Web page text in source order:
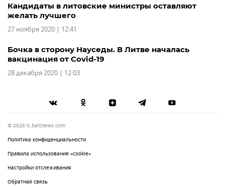
Кандидаты в литовские министры оставляют
желать лучшего
27 ноября 2020 | 12:41
Бочка в сторону Науседы. В Литве началась
вакцинация от Covid-19
28 декабря 2020 | 12:03
© 2026 lt.baltnews.com
Политика конфиденциальности
Правила использования «cookie»
Настройки отслеживания
Обратная связь